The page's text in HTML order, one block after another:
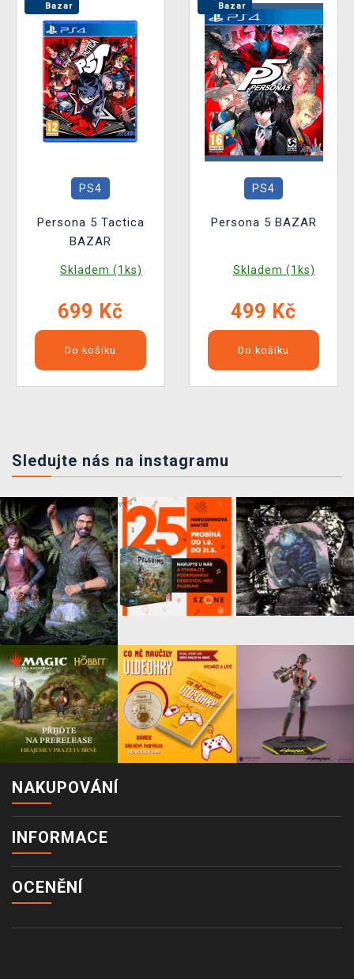
Bazar
PS4
Persona 5 Tactica
BAZAR
Skladem (1ks)
699 Kč
Do košíku
Bazar
PS4
Persona 5 BAZAR
Skladem (1ks)
499 Kč
Do košíku
Sledujte nás na instagramu
NAKUPOVÁNÍ
INFORMACE
OCENĚNÍ